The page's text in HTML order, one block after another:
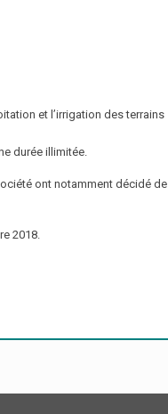
et l’irrigation des terrains
durée illimitée.
ont notamment décidé de
2018.